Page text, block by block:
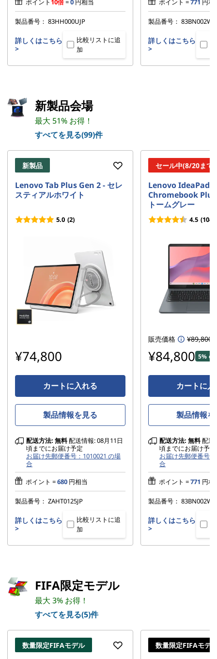
製品番号： 83HH000UJP
詳しくはこちら
>
比較リストに追
加
製品番号：
詳しくはこちら
>
新製品会場
最大 51% お得！
すべてを見る(99)件
新製品
Lenovo Tab Plus Gen 2 - セレ
スティアルホワイト
5.0 (2)
¥74,800
カートに入れる
製品情報を見る
配送方法: 無料配送情報: 08月11日
頃までにお届け予定
お届け先郵便番号：1010021 の場
合
ポイント =680 円相当
製品番号： ZAHT0125JP
詳しくはこちら
>
比較リストに追
加
セール中(8/20まで)
Lenovo IdeaPad
Chromebook Plus
トームグレー
4.5 (104)
販売価格 ¥89,800
¥84,800 5% off
カートに
製品情報
配送方法: 無料配送
頃までにお届け予定
お届け先郵便番号
合
ポイント =771 円相
製品番号：
詳しくはこちら
>
FIFA限定モデル
最大 3% お得！
すべてを見る(5)件
数量限定FIFAモデル 数量限定FIFAモデ